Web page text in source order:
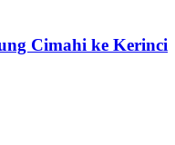
Cimahi ke Kerinci